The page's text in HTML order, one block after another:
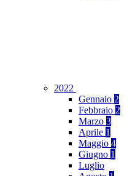
2022
Gennaio 2
Febbraio 2
Marzo 3
Aprile 1
Maggio 4
Giugno 1
Luglio